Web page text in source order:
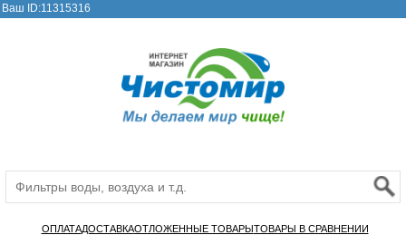
Ваш ID:11315316
ОПЛАТАДОСТАВКАОТЛОЖЕННЫЕ ТОВАРЫТОВАРЫ В СРАВНЕНИИ